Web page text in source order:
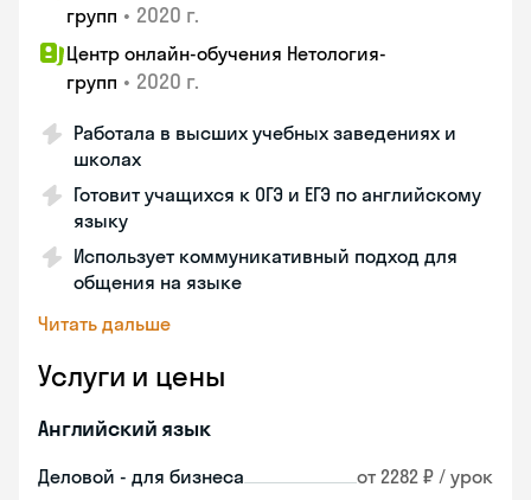
групп • 2020 г.
Центр онлайн-обучения Нетология-
групп • 2020 г.
Работала в высших учебных заведениях и
школах
Готовит учащихся к ОГЭ и ЕГЭ по английскому
языку
Использует коммуникативный подход для
общения на языке
Читать дальше
Услуги и цены
Английский язык
Деловой - для бизнеса от 2282 ₽ / урок